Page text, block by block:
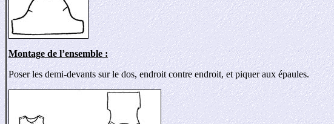
Montage de l’ensemble :
Poser les demi-devants sur le dos, endroit contre endroit, et piquer aux épaules.